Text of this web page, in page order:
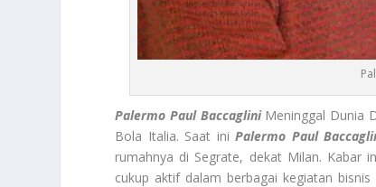
Palermo Paul BaccagliniMeninggal Dunia
Bola Italia. Saat iniPalermo Paul
rumahnya di Segrate, dekat Milan. Kabar
cukup aktif dalam berbagai kegiatan